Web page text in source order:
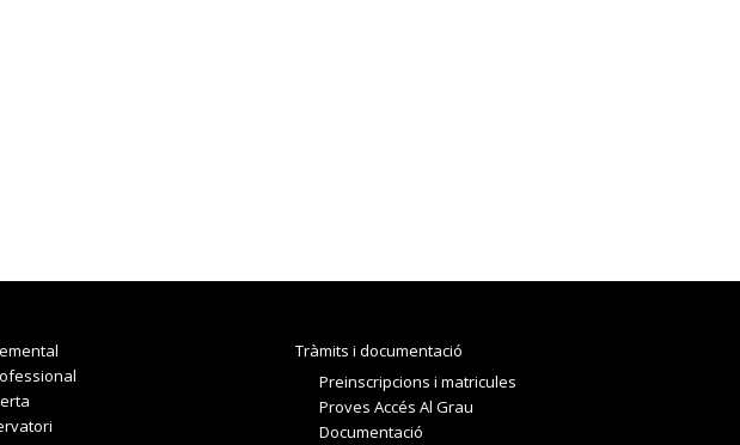
Tràmits i documentació
Preinscripcions i matricules
Proves Accés Al Grau
Documentació